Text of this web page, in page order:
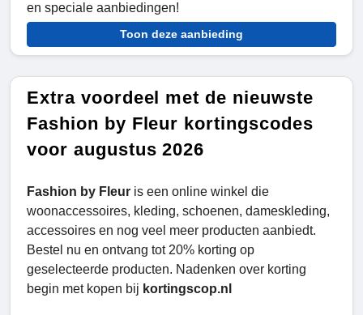
en speciale aanbiedingen!
Toon deze aanbieding
Extra voordeel met de nieuwste
Fashion by Fleur kortingscodes
voor augustus 2026
Fashion by Fleur is een online winkel die
woonaccessoires, kleding, schoenen, dameskleding,
accessoires en nog veel meer producten aanbiedt.
Bestel nu en ontvang tot 20% korting op
geselecteerde producten. Nadenken over korting
begin met kopen bij kortingscop.nl